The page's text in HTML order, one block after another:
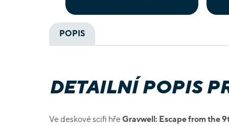
POPIS
DETAILNÍ POPIS
Ve deskové scifi hře Gravwell: Escape from the